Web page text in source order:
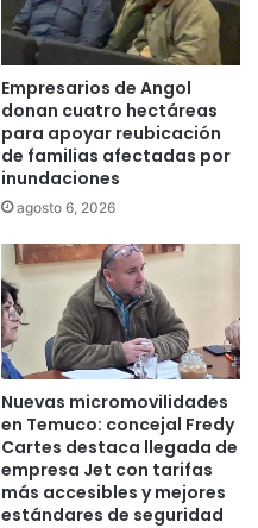
Empresarios de Angol
donan cuatro hectáreas
para apoyar reubicación
de familias afectadas por
inundaciones
agosto 6, 2026
Nuevas micromovilidades
en Temuco: concejal Fredy
Cartes destaca llegada de
empresa Jet con tarifas
más accesibles y mejores
estándares de seguridad